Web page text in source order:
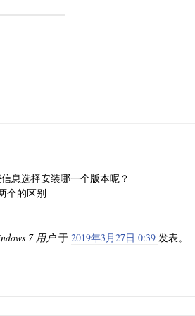
息选择安装哪一个版本呢？
个的区别
7 用户于 2019年3月27日 0:39 发表。